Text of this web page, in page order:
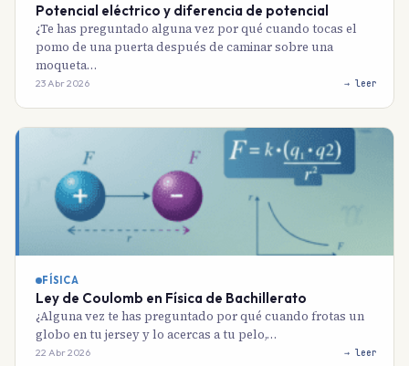
Potencial eléctrico y diferencia de potencial
¿Te has preguntado alguna vez por qué cuando tocas el
pomo de una puerta después de caminar sobre una
moqueta…
23 Abr 2026 → leer
FÍSICA
Ley de Coulomb en Física de Bachillerato
¿Alguna vez te has preguntado por qué cuando frotas un
globo en tu jersey y lo acercas a tu pelo,…
22 Abr 2026 → leer